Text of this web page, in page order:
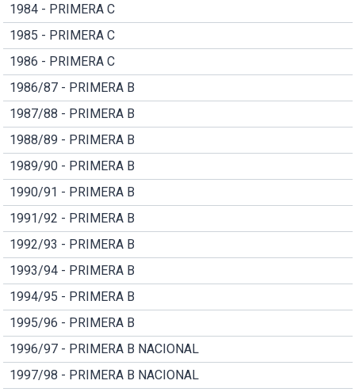
1984 - PRIMERA C
1985 - PRIMERA C
1986 - PRIMERA C
1986/87 - PRIMERA B
1987/88 - PRIMERA B
1988/89 - PRIMERA B
1989/90 - PRIMERA B
1990/91 - PRIMERA B
1991/92 - PRIMERA B
1992/93 - PRIMERA B
1993/94 - PRIMERA B
1994/95 - PRIMERA B
1995/96 - PRIMERA B
1996/97 - PRIMERA B NACIONAL
1997/98 - PRIMERA B NACIONAL